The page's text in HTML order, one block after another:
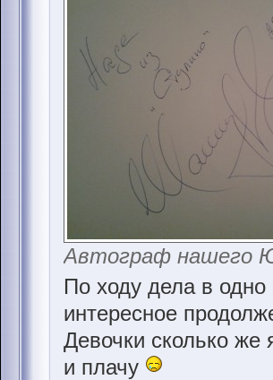
Автограф нашего
По ходу дела в
интересное
Девочки сколько же
и плачу